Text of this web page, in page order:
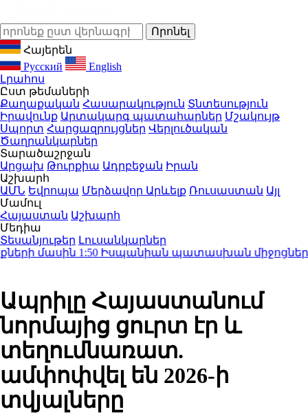
Հայերեն
Русский
English
Լրահոս
Ըստ թեմաների
Քաղաքական Հասարակություն Տնտեսություն
Իրավունք Արտակարգ պատահարներ Մշակույթ
Սպորտ Հարցազրույցներ Վերլուծական
Ծաղրանկարներ
Տարածաշրջան
Արցախ Թուրքիա Ադրբեջան Իրան
Աշխարհ
ԱՄՆ Եվրոպա Մերձավոր Արևելք Ռուսաստան Այլ
Մամուլ
Հայաստան Աշխարհ
Մեդիա
Տեսանյութեր Լուսանկարներ
մասին1:50Իսպանիան պատասխան միջոցներ
Ապրիլը Հայաստանում
նորմայից ցուրտ էր և
տեղումնառատ.
ամփոփվել են 2026-ի
տվյալները